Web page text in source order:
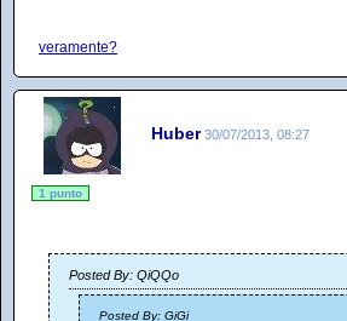
veramente?
Huber 30/07/2013, 08:27
1 punto
Posted By: QiQQo
Posted By: GiGi